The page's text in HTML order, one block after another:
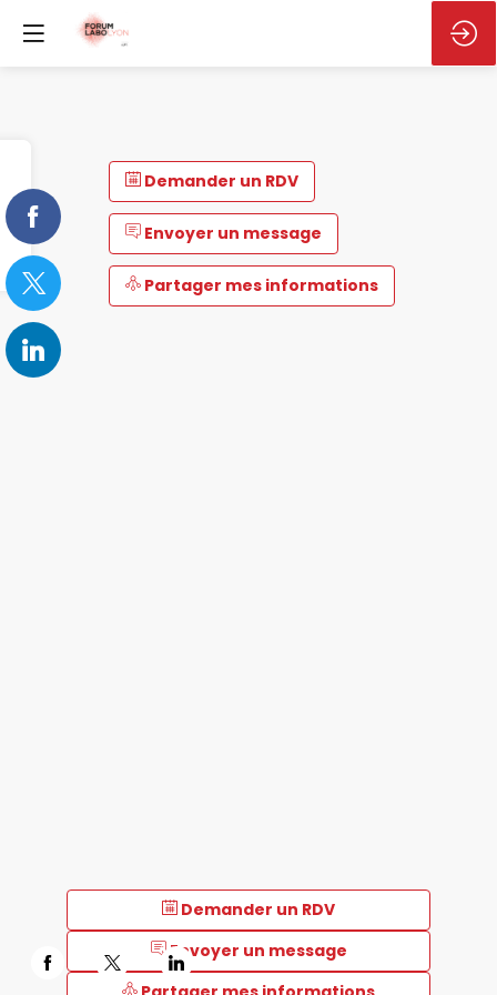
Demander un RDV
Envoyer un message
Partager mes informations
Demander un RDV
Envoyer un message